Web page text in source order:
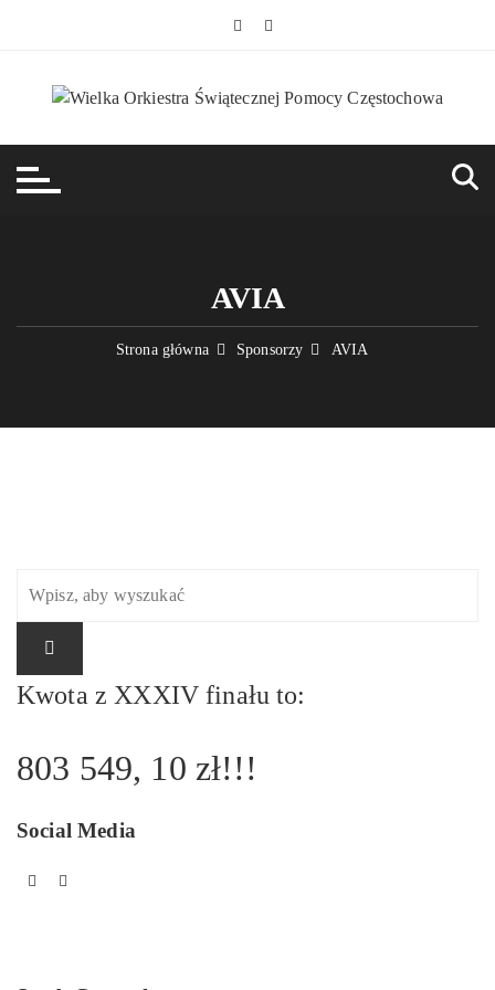
AVIA
Strona główna Sponsorzy AVIA
Kwota z XXXIV finału to:
803 549, 10 zł!!!
Social Media